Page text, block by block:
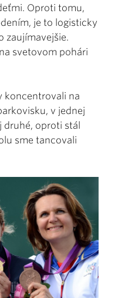
Oproti tomu,
je to logisticky
zaujímavejšie.
svetovom pohári
koncentrovali na
v jednej
oproti stál
sme tancovali